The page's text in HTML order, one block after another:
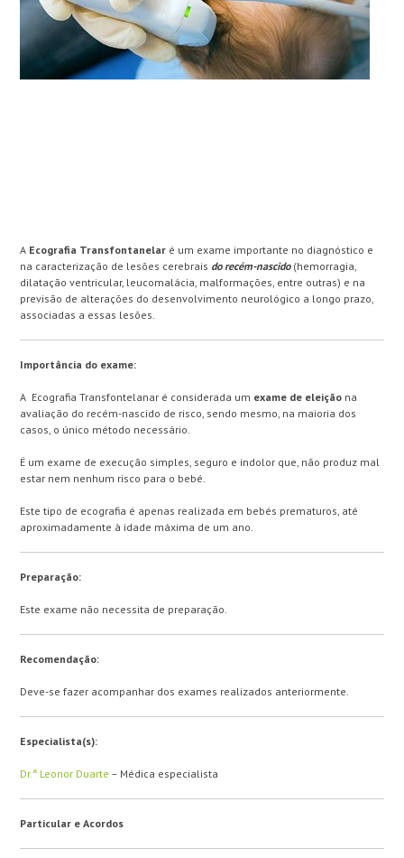
A Ecografia Transfontanelar é um exame importante no diagnóstico e
na caracterização de lesões cerebrais do recém-nascido(hemorragia,
dilatação ventricular, leucomalácia, malformações, entre outras) e na
previsão de alterações do desenvolvimento neurológico a longo prazo,
associadas a essas lesões.
Importância do exame:
A Ecografia Transfontelanar é considerada um exame de eleição na
avaliação do recém-nascido de risco, sendo mesmo, na maioria dos
casos, o único método necessário.
É um exame de execução simples, seguro e indolor que, não produz mal
estar nem nenhum risco para o bebé.
Este tipo de ecografia é apenas realizada em bebés prematuros, até
aproximadamente à idade máxima de um ano.
Preparação:
Este exame não necessita de preparação.
Recomendação:
Deve-se fazer acompanhar dos exames realizados anteriormente.
Especialista(s):
Dr.ª Leonor Duarte – Médica especialista
Particular e Acordos